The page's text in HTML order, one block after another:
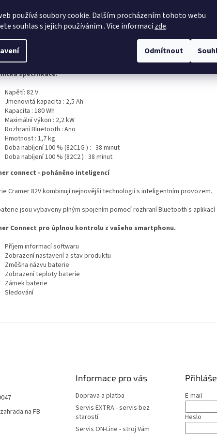
používá soubory cookie. Dalším procházením tohoto webu
souhlas s jejich používáním.. Více informacízde.
Odmítnout
baterie napájet produkt.
výkoné
vyměnitelná v kterémkoli z 82V rozsahu od
foukačů, půdních vrtáků, sněžných fréz motorových pil a dokonce i
pila a zejména zahradních traktorů.
specifikace:
Napětí: 82V
Jmenovitá kapacita : 2,5 Ah
Kapacita : 180Wh
Maximální výkon : 2,2kW
Rozhraní Bluetooth : Ano
Hmotnost : 1,7kg
Doba nabíjení 100 % (82C1G ) : 38 minut
Doba nabíjení 100 % (82C2) : 38 minut
connect - poháněno inteligencí
Cramer 82Vkombinují nejnovější technologií s inteligentním provozem.
jsou vybaveny plným spojením pomocí rozhraní Bluetooth s aplikací
Connect pro úplnou kontrolu z vašeho smartphonu.
Příjem informací softwaru
Zobrazení nastavení a stav produktu
Změšna názvu baterie
Zobrazení teploty baterie
Zámek baterie
Sledování
na FB
Informace pro vás
Doprava a platba
Servis EXTRA - servis bez
starostí
Servis ON-Line - stroj Vám
E-mail
Heslo